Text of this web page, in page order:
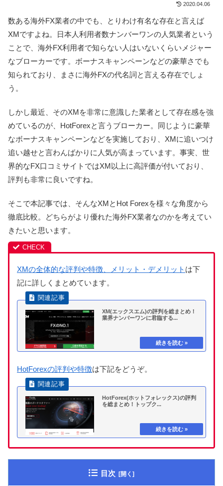
2020.04.06
数ある海外FX業者の中でも、とりわけ有名な存在と言えば
XMですよね。日本人利用者数ナンバーワンの人気業者という
ことで、海外FX利用者で知らない人はいないくらいメジャー
なブローカーです。ボーナスキャンペーンなどの豪華さでも
知られており、まさに海外FXの代名詞と言える存在でしょ
う。
しかし最近、そのXMを非常に意識した業者として存在感を強
めているのが、HotForexと言うブローカー。同じように豪華
なボーナスキャンペーンなどを実施しており、XMに追いつけ
追い越せと言わんばかりに人気が高まっています。事実、世
界的なFX口コミサイトではXM以上に高評価が付いており、
評判も非常に良いですね。
そこで本記事では、そんなXMとHot Forexを様々な角度から
徹底比較。どちらがより優れた海外FX業者なのかを考えてい
きたいと思います。
XMの全体的な評判や特徴、メリット・デメリット は下
記に詳しくまとめています。
XM(エックスエム)の評判を総まとめ！
業界ナンバーワンに君臨する...
HotForexの評判や特徴は下記をどうぞ。
HotForex(ホットフォレックス)の評判
を総まとめ！トップク...
目次